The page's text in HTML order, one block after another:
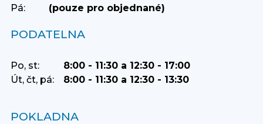
Pá:
(pouze pro objednané)
PODATELNA
Po, st:
8:00 - 11:30 a 12:30 - 17:00
Út, čt, pá:
8:00 - 11:30 a 12:30 - 13:30
POKLADNA